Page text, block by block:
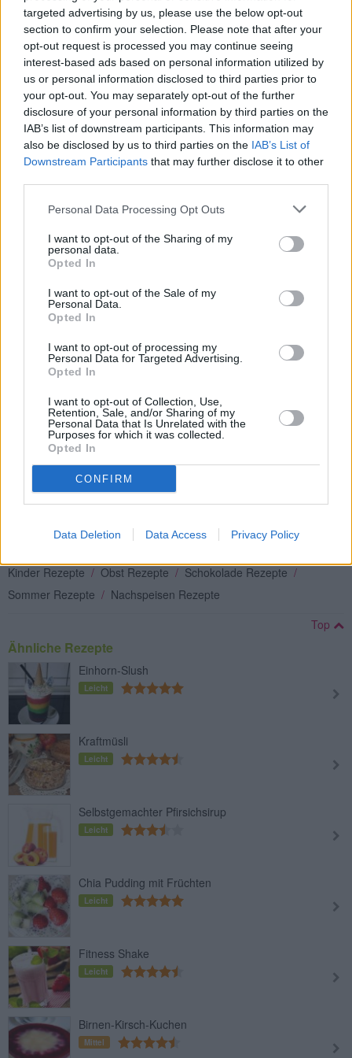
targeted advertising by us, please use the below opt-out
section to confirm your selection. Please note that after your
opt-out request is processed you may continue seeing
interest-based ads based on personal information utilized by
us or personal information disclosed to third parties prior to
your opt-out. You may separately opt-out of the further
disclosure of your personal information by third parties on the
IAB’s list of downstream participants. This information may
also be disclosed by us to third parties on the IAB’s List of
Downstream Participants that may further disclose it to other
Personal Data Processing Opt Outs
I want to opt-out of the Sharing of my
personal data.
Opted In
I want to opt-out of the Sale of my
Personal Data.
Opted In
I want to opt-out of processing my
Personal Data for Targeted Advertising.
Opted In
I want to opt-out of Collection, Use,
Retention, Sale, and/or Sharing of my
Personal Data that Is Unrelated with the
Purposes for which it was collected.
Opted In
CONFIRM
Data Deletion Data Access Privacy Policy
Interessante Rezeptsammlungen
Kinder Rezepte / Obst Rezepte / Schokolade Rezepte /
Sommer Rezepte / Nachspeisen Rezepte
Top
Ähnliche Rezepte
Einhorn-Slush
Leicht
Kraftmüsli
Leicht
Selbstgemachter Pfirsichsirup
Leicht
Chia Pudding mit Früchten
Leicht
Fitness Shake
Leicht
Birnen-Kirsch-Kuchen
Mittel